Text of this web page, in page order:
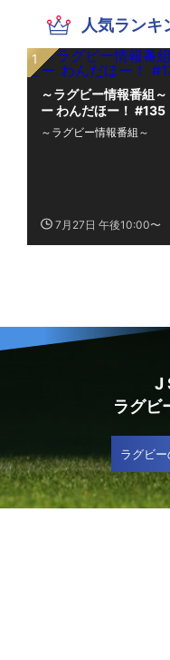
人気ランキ
～ラグビー情報番組
ー わんだほー！ #135
7月27日 午後10:00〜
～ラグビー情報番組～
J
ラグビ
ラグビ